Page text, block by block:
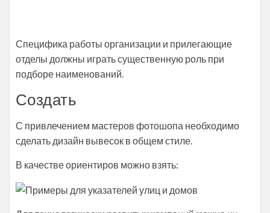
Специфика работы организации и прилегающие
отделы должны играть существенную роль при
подборе наименований.
Создать
С привлечением мастеров фотошопа необходимо
сделать дизайн вывесок в общем стиле.
В качестве ориентиров можно взять: